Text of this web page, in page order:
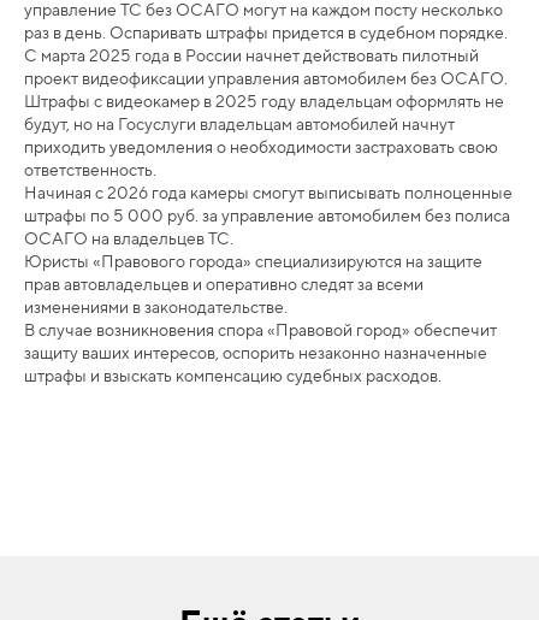
управление ТС без ОСАГО могут на каждом посту несколько
раз в день. Оспаривать штрафы придется в судебном порядке.
С марта 2025 года в России начнет действовать пилотный
проект видеофиксации управления автомобилем без ОСАГО.
Штрафы с видеокамер в 2025 году владельцам оформлять не
будут, но на Госуслуги владельцам автомобилей начнут
приходить уведомления о необходимости застраховать свою
ответственность.
Начиная с 2026 года камеры смогут выписывать полноценные
штрафы по 5 000 руб. за управление автомобилем без полиса
ОСАГО на владельцев ТС.
Юристы «Правового города» специализируются на защите
прав автовладельцев и оперативно следят за всеми
изменениями в законодательстве.
В случае возникновения спора «Правовой город» обеспечит
защиту ваших интересов, оспорить незаконно назначенные
штрафы и взыскать компенсацию судебных расходов.